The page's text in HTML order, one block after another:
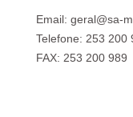
Email: geral@sa-
Telefone: 253 200
FAX: 253 200 989